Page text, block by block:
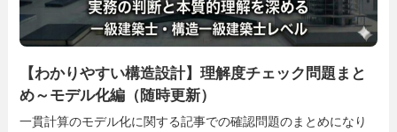
【わかりやすい構造設計】理解度チェック問題まと
め～モデル化編（随時更新）
一貫計算のモデル化に関する記事での確認問題のまとめになり